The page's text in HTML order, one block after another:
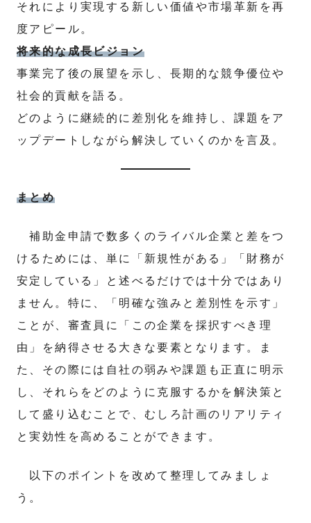
それにより実現する新しい価値や市場革新を再
度アピール。
将来的な成長ビジョン
事業完了後の展望を示し、長期的な競争優位や
社会的貢献を語る。
どのように継続的に差別化を維持し、課題をア
ップデートしながら解決していくのかを言及。
まとめ
補助金申請で数多くのライバル企業と差をつ
けるためには、単に「新規性がある」「財務が
安定している」と述べるだけでは十分ではあり
ません。特に、「明確な強みと差別性を示す」
ことが、審査員に「この企業を採択すべき理
由」を納得させる大きな要素となります。ま
た、その際には自社の弱みや課題も正直に明示
し、それらをどのように克服するかを解決策と
して盛り込むことで、むしろ計画のリアリティ
と実効性を高めることができます。
以下のポイントを改めて整理してみましょ
う。